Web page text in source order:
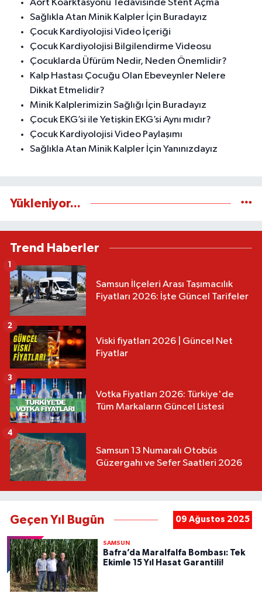
Aort Koarktasyonu Tedavisinde Stent Açma
Sağlıkla Atan Minik Kalpler İçin Buradayız
Çocuk Kardiyolojisi Video İçeriği
Çocuk Kardiyolojisi Bilgilendirme Videosu
Çocuklarda Üfürüm Nedir, Neden Önemlidir?
Kalp Hastası Çocuğu Olan Ebeveynler Nelere
Dikkat Etmelidir?
Minik Kalplerimizin Sağlığı İçin Buradayız
Çocuk EKG’si ile Yetişkin EKG’si Aynı mıdır?
Çocuk Kardiyolojisi Video Paylaşımı
Sağlıkla Atan Minik Kalpler İçin Yanınızdayız
Yükleniyor...
Trend Haberler
Samsun İlçeleri Arası Taşımacılık
Fiyatları 2026: İşte Güncel Tarifeler
1
Viski fiyatları 2026 | Güncel Net
Fiyatlar
2
Votka Fiyatları 2026: Türkiye'de
Tüm Markaların Güncel Listesi
3
Samsun 13 Numaralı Otobüs
Güzergahı ve Sefer Saatleri 2026
4
Geçen Yıl Bugün 09 Ağustos 2025
SAMSUN
Bafra’da Maralfalfa Bombası: Tek
Ekimle 15 Yıl Hasat Garantili!